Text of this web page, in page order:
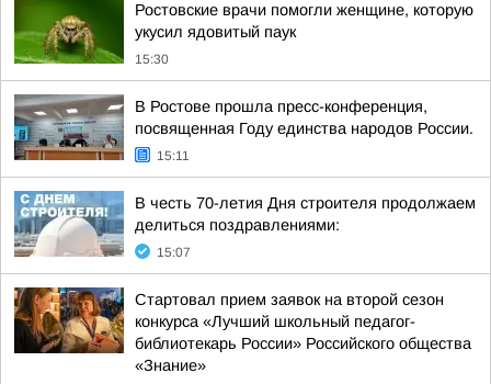
Ростовские врачи помогли женщине, которую
укусил ядовитый паук
15:30
В Ростове прошла пресс-конференция,
посвященная Году единства народов России.
15:11
В честь 70-летия Дня строителя продолжаем
делиться поздравлениями:
15:07
Стартовал прием заявок на второй сезон
конкурса «Лучший школьный педагог-
библиотекарь России» Российского общества
«Знание»